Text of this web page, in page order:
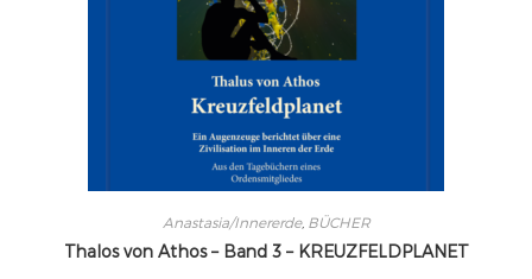
Anastasia/Innererde, BÜCHER
Thalos von Athos – Band 3 – KREUZFELDPLANET